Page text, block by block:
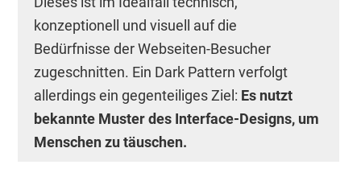
konzeptionell und visuell auf die
Bedürfnisse der Webseiten-Besucher
zugeschnitten. Ein Dark Pattern verfolgt
allerdings ein gegenteiliges Ziel: Es nutzt
bekannte Muster des Interface-Designs, um
Menschen zu täuschen.